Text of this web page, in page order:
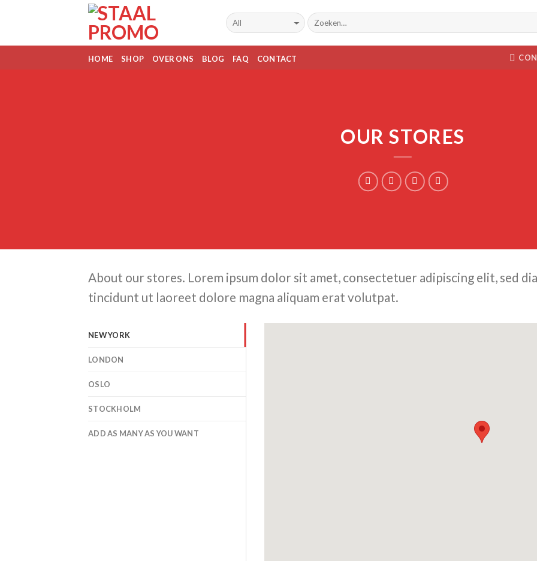
HOME SHOP OVER ONS BLOG FAQ CONTACT
OUR STORES
About our stores. Lorem ipsum dolor sit amet, consectetuer adipiscing elit, sed
tincidunt ut laoreet dolore magna aliquam erat volutpat.
NEW YORK
LONDON
OSLO
STOCKHOLM
ADD AS MANY AS YOU WANT